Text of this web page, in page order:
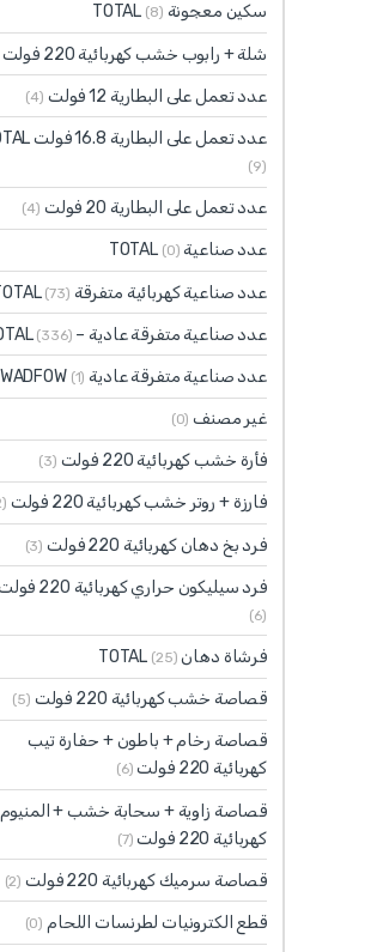
سكين معجونة TOTAL (8)
شلة + رابوب خشب كهربائية 220 فولت
عدد تعمل على البطارية 12 فولت (4)
عدد تعمل على البطارية 16.8 فولت TOTAL
(9)
عدد تعمل على البطارية 20 فولت (4)
عدد صناعية TOTAL (0)
عدد صناعية كهربائية متفرقة TOTAL (73)
عدد صناعية متفرقة عادية – TOTAL (336)
عدد صناعية متفرقة عادية WADFOW (1)
غير مصنف (0)
فأرة خشب كهربائية 220 فولت (3)
فارزة + روتر خشب كهربائية 220 فولت (2)
فرد بخ دهان كهربائية 220 فولت (3)
فرد سيليكون حراري كهربائية 220 فولت
(6)
فرشاة دهان TOTAL (25)
قصاصة خشب كهربائية 220 فولت (5)
قصاصة رخام + باطون + حفارة تيب
كهربائية 220 فولت
(6)
قصاصة زاوية + سحابة خشب + المنيوم
كهربائية 220 فولت
(7)
قصاصة سرميك كهربائية 220 فولت (2)
قطع الكترونيات لطرنسات اللحام (0)